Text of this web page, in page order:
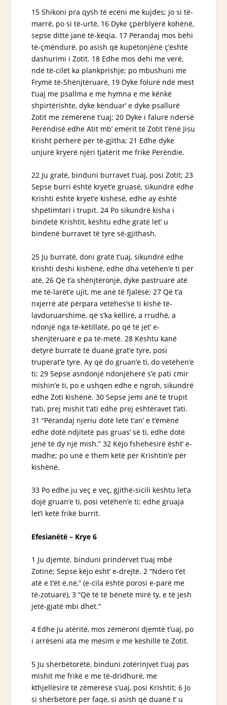
15 Shikoni pra qysh të ecëni me kujdes; jo si të-
marrë, po si të-urtë, 16 Dyke çpërblyerë kohënë,
sepse dittë janë të-këqia. 17 Përandaj mos bëhi
të-çmëndurë, poasish që kupëtonjënë ç’është
dashurimi i Zotit. 18 Edhe mos dehi me verë,
ndë të-cilët ka plankprishje; po mbushuni me
Frymë të-Shënjtëruarë, 19 Dyke folurë ndë mest
t’uaj me psallma e me hymna e me kënkë
shpirtërishte, dyke kënduar’ e dyke psallurë
Zotit me zëmërënë t’uaj; 20 Dyke i falurë ndersë
Perëndisë edhe Atit mb’ emërit të Zotit t’ënë Jisu
Krisht përherë për të-gjitha; 21 Edhe dyke
unjurë kryerë njëri tjatërit me frikë Perëndie.
22 Ju gratë, binduni burravet t’uaj, posi Zotit; 23
Sepse burri është kryet’e gruasë, sikundrë edhe
Krishtiështë kryet’e kishësë, edhe ay është
shpëtimtari i trupit. 24 Po sikundrë kisha i
bindetë Krishtit, kështu edhe gratë let’ u
bindenë burravet të tyre së-gjithash.
25 Ju burratë, doni gratë t’uaj, sikundrë edhe
Krishti deshi kishënë, edhe dha vetëhen’e ti për
atë, 26 Që t’a shënjtëronjë, dyke pastruarë atë
me të-larët’e ujit, me anë të fjalësë; 27 Që t’a
nxjerrë atë përpara vetëhes’së ti kishë të-
lavduruarshime, që s’ka këllirë, a rrudhë, a
ndonjë nga të-këtillatë, po që të jet’ e-
shënjtëruarë e pa të-metë. 28 Kështu kanë
detyrë burratë të duanë grat’e tyre, posi
trupërat’e tyre. Ay që do gruan’e ti, do vetëhen’e
ti; 29 Sepse asndonjë ndonjëherë s’e pati cmir
mishin’e ti, po e ushqen edhe e ngroh, sikundrë
edhe Zoti kishënë. 30 Sepse jemi anë të trupit
t’ati, prej mishit t’ati edhe prej eshtëravet t’ati.
31 “Përandaj njeriu dotë letë t’an’ e t’ëmënë
edhe dotë ndjitetë pas gruas’ së ti, edhe dotë
jenë të dy një mish.” 32 Këjo fshehësirë ësht’ e-
madhe; po unë e them këtë për Krishtin’e për
kishënë.
33 Po edhe ju veç e veç, gjithë-sicili kështu let’a
dojë gruan’e ti, posi vetëhen’e ti; edhe gruaja
let’i ketë frikë burrit.
Efesianëtë – Krye 6
1 Ju djemtë. binduni prindërvet t’uaj mbë
Zotinë; Sepse këjo ësht’ e-drejtë. 2 “Ndero t’ët
atë e t’ët ë.në,” (e-cila është porosi e-parë me
të-zotuarë), 3 “Që të të bënetë mirë ty, e të jesh
jetë-gjatë mbi dhet.”
4 Edhe ju atëritë, mos zëmëroni djemtë t’uaj, po
i arrëseni ata me mësim e me këshillë të Zotit.
5 Ju shërbëtorëtë, binduni zotërinjvet t’uaj pas
mishit me frikë e me të-dridhurë, me
kthjellësirë të zëmërësë s’uaj, posi Krishtit; 6 Jo
si shërbëtorë për faqe, si asish qëduanë t’ u